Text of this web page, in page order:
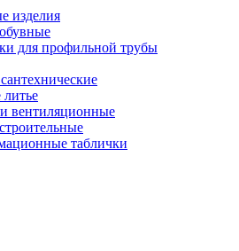
изделия
для профильной трубы
вентиляционные
таблички